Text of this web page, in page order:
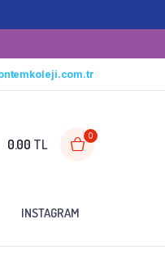
0.00 TL
0
INSTAGRAM